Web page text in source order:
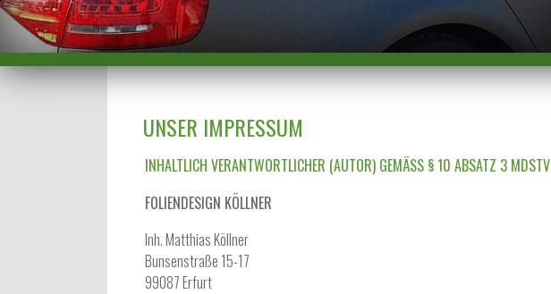
UNSER IMPRESSUM
INHALTLICH VERANTWORTLICHER (AUTOR) GEMÄSS § 10 ABSATZ 3 MDSTV:
FOLIENDESIGN KÖLLNER
Inh. Matthias Köllner
Bunsenstraße 15-17
99087 Erfurt